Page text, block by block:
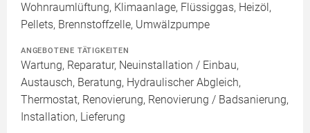
Wohnraumlüftung, Klimaanlage, Flüssiggas, Heizöl,
Pellets, Brennstoffzelle, Umwälzpumpe
ANGEBOTENE TÄTIGKEITEN
Wartung, Reparatur, Neuinstallation / Einbau,
Austausch, Beratung, Hydraulischer Abgleich,
Thermostat, Renovierung, Renovierung / Badsanierung,
Installation, Lieferung